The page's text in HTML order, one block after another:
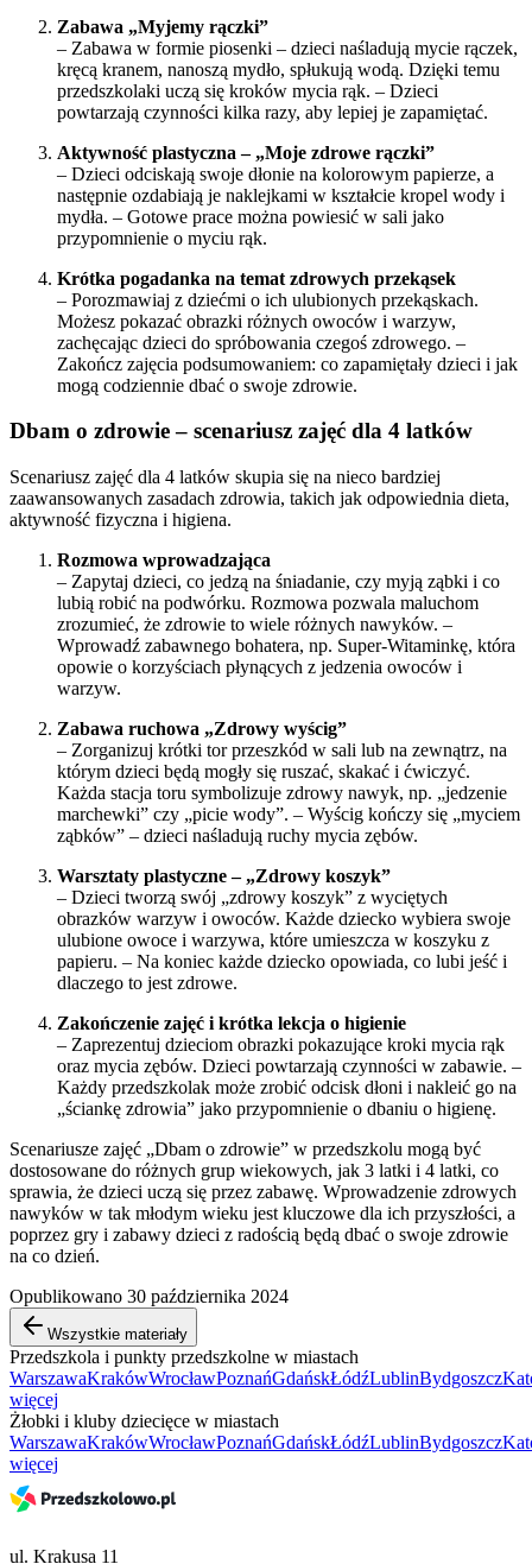
Zabawa „Myjemy rączki”
– Zabawa w formie piosenki – dzieci naśladują mycie rączek,
kręcą kranem, nanoszą mydło, spłukują wodą. Dzięki temu
przedszkolaki uczą się kroków mycia rąk. – Dzieci
powtarzają czynności kilka razy, aby lepiej je zapamiętać.
Aktywność plastyczna – „Moje zdrowe rączki”
– Dzieci odciskają swoje dłonie na kolorowym papierze, a
następnie ozdabiają je naklejkami w kształcie kropel wody i
mydła. – Gotowe prace można powiesić w sali jako
przypomnienie o myciu rąk.
Krótka pogadanka na temat zdrowych przekąsek
– Porozmawiaj z dziećmi o ich ulubionych przekąskach.
Możesz pokazać obrazki różnych owoców i warzyw,
zachęcając dzieci do spróbowania czegoś zdrowego. –
Zakończ zajęcia podsumowaniem: co zapamiętały dzieci i jak
mogą codziennie dbać o swoje zdrowie.
Dbam o zdrowie – scenariusz zajęć dla 4 latków
Scenariusz zajęć dla 4 latków skupia się na nieco bardziej
zaawansowanych zasadach zdrowia, takich jak odpowiednia dieta,
aktywność fizyczna i higiena.
Rozmowa wprowadzająca
– Zapytaj dzieci, co jedzą na śniadanie, czy myją ząbki i co
lubią robić na podwórku. Rozmowa pozwala maluchom
zrozumieć, że zdrowie to wiele różnych nawyków. –
Wprowadź zabawnego bohatera, np. Super-Witaminkę, która
opowie o korzyściach płynących z jedzenia owoców i
warzyw.
Zabawa ruchowa „Zdrowy wyścig”
– Zorganizuj krótki tor przeszkód w sali lub na zewnątrz, na
którym dzieci będą mogły się ruszać, skakać i ćwiczyć.
Każda stacja toru symbolizuje zdrowy nawyk, np. „jedzenie
marchewki” czy „picie wody”. – Wyścig kończy się „myciem
ząbków” – dzieci naśladują ruchy mycia zębów.
Warsztaty plastyczne – „Zdrowy koszyk”
– Dzieci tworzą swój „zdrowy koszyk” z wyciętych
obrazków warzyw i owoców. Każde dziecko wybiera swoje
ulubione owoce i warzywa, które umieszcza w koszyku z
papieru. – Na koniec każde dziecko opowiada, co lubi jeść i
dlaczego to jest zdrowe.
Zakończenie zajęć i krótka lekcja o higienie
– Zaprezentuj dzieciom obrazki pokazujące kroki mycia rąk
oraz mycia zębów. Dzieci powtarzają czynności w zabawie. –
Każdy przedszkolak może zrobić odcisk dłoni i nakleić go na
„ściankę zdrowia” jako przypomnienie o dbaniu o higienę.
Scenariusze zajęć „Dbam o zdrowie” w przedszkolu mogą być
dostosowane do różnych grup wiekowych, jak 3 latki i 4 latki, co
sprawia, że dzieci uczą się przez zabawę. Wprowadzenie zdrowych
nawyków w tak młodym wieku jest kluczowe dla ich przyszłości, a
poprzez gry i zabawy dzieci z radością będą dbać o swoje zdrowie
na co dzień.
Opublikowano 30 października 2024
Wszystkie materiały
Przedszkola i punkty przedszkolne w miastach
WarszawaKrakówWrocławPoznańGdańskŁódźLublinBydgoszcz
więcej
Żłobki i kluby dziecięce w miastach
WarszawaKrakówWrocławPoznańGdańskŁódźLublinBydgoszcz
więcej
ul. Krakusa 11